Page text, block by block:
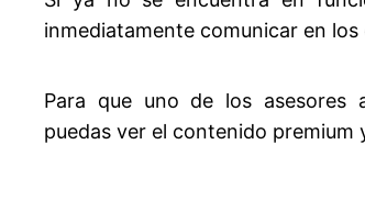
inmediatamente comunicar en
Para que uno de los asesores
puedas ver el contenido premium